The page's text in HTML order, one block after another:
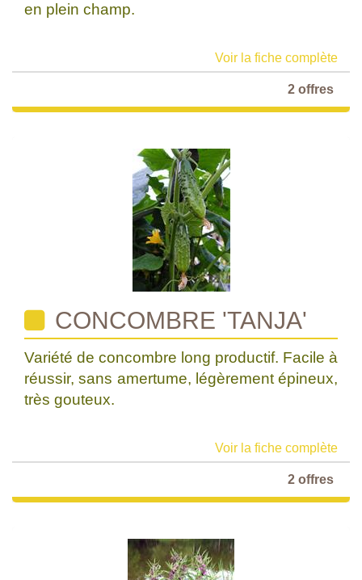
en plein champ.
Voir la fiche complète
2 offres
CONCOMBRE 'TANJA'
Variété de concombre long productif. Facile à
réussir, sans amertume, légèrement épineux,
très gouteux.
Voir la fiche complète
2 offres